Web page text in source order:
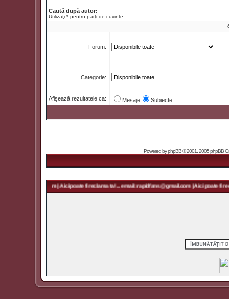
Caută după autor:
Utilizaţi * pentru parţi de cuvinte
Forum:
Categorie:
Afişează rezultatele ca: Mesaje Subiecte
Powered byphpBB© 2001, 2005 phpBB
| Aici poate fi reclama ta! ... email: rapidfans@gmail.com | Aici poate fi